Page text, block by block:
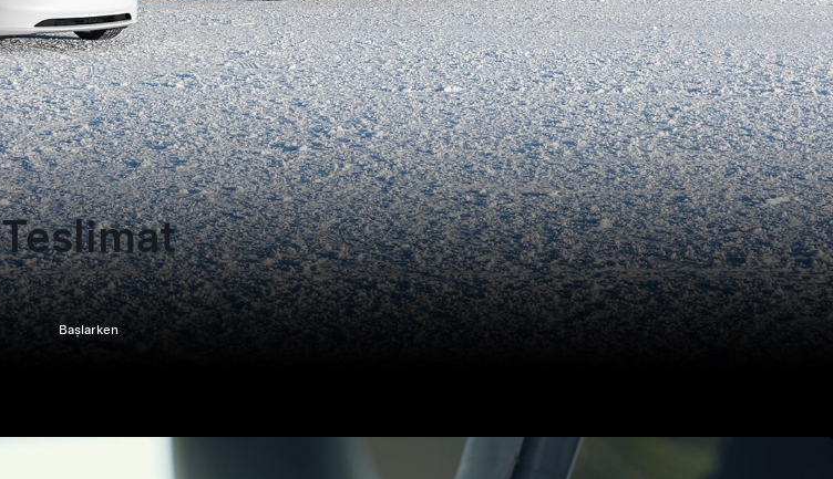
Teslimat
Başlarken